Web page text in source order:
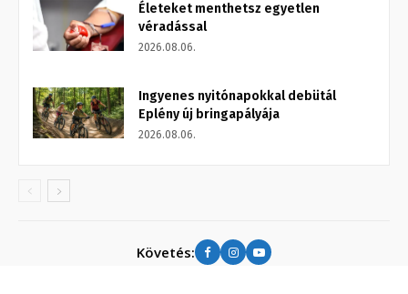
Életeket menthetsz egyetlen
véradással
2026.08.06.
Ingyenes nyitónapokkal debütál
Eplény új bringapályája
2026.08.06.
Követés: